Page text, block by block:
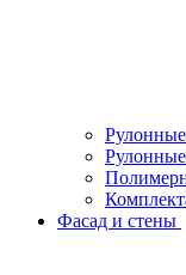
Фасад и стены